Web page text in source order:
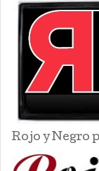
Rojo y Negro